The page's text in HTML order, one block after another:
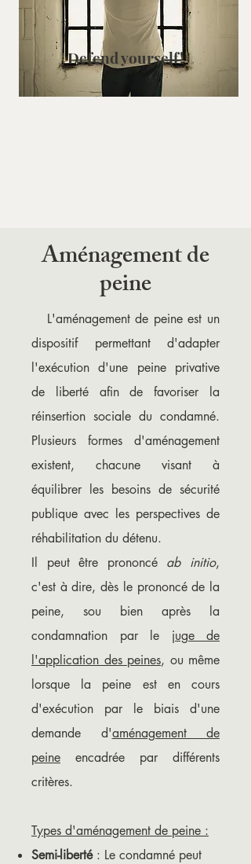
Defend yourself!
Aménagement de
peine
L'aménagement de peine est un
dispositif permettant d'adapter
l'exécution d'une peine privative
de liberté afin de favoriser la
réinsertion sociale du condamné.
Plusieurs formes d'aménagement
existent, chacune visant à
équilibrer les besoins de sécurité
publique avec les perspectives de
réhabilitation du détenu.
Il peut être prononcé ab initio,
c'est à dire, dès le prononcé de la
peine, sou bien après la
condamnation par le juge de
l'application des peines, ou même
lorsque la peine est en cours
d'exécution par le biais d'une
demande d'aménagement de
peine encadrée par différents
critères.
Types d'aménagement de peine :
Semi-liberté: Le condamné peut